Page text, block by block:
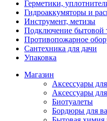
Герметики,
Гидроаккумяторы и
Инструмент, метизы
Подключение бытовой
Противопожарное
Сантехника для дачи
Упаковка
Магазин
Аксессуары
Аксессуары
Биотуалеты
Бордюры для